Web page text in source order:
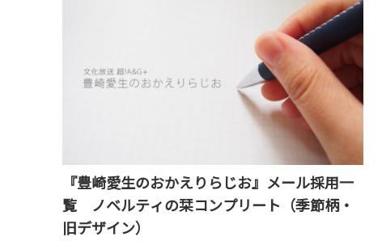
『豊崎愛生のおかえりらじお』メール採用一
覧 ノベルティの栞コンプリート（季節柄・
旧デザイン）